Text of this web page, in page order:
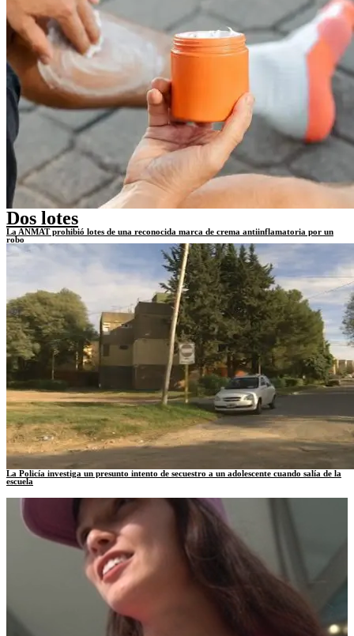
Dos lotes
La ANMAT prohibió lotes de una reconocida marca de crema antiinflamatoria por un
robo
La Policía investiga un presunto intento de secuestro a un adolescente cuando salía de la
escuela